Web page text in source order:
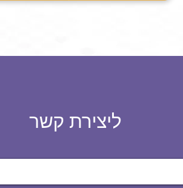
ליצירת קשר